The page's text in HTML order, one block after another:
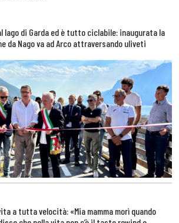
lago di Garda ed è tutto ciclabile: inaugurata la
da Nago va ad Arco attraversando uliveti
a tutta velocità: «Mia mamma morì quando